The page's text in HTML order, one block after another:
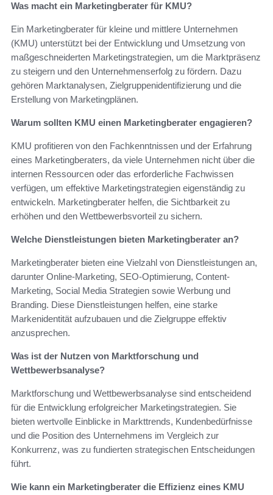
Was macht ein Marketingberater für KMU?
Ein Marketingberater für kleine und mittlere Unternehmen
(KMU) unterstützt bei der Entwicklung und Umsetzung von
maßgeschneiderten Marketingstrategien, um die Marktpräsenz
zu steigern und den Unternehmenserfolg zu fördern. Dazu
gehören Marktanalysen, Zielgruppenidentifizierung und die
Erstellung von Marketingplänen.
Warum sollten KMU einen Marketingberater engagieren?
KMU profitieren von den Fachkenntnissen und der Erfahrung
eines Marketingberaters, da viele Unternehmen nicht über die
internen Ressourcen oder das erforderliche Fachwissen
verfügen, um effektive Marketingstrategien eigenständig zu
entwickeln. Marketingberater helfen, die Sichtbarkeit zu
erhöhen und den Wettbewerbsvorteil zu sichern.
Welche Dienstleistungen bieten Marketingberater an?
Marketingberater bieten eine Vielzahl von Dienstleistungen an,
darunter Online-Marketing, SEO-Optimierung, Content-
Marketing, Social Media Strategien sowie Werbung und
Branding. Diese Dienstleistungen helfen, eine starke
Markenidentität aufzubauen und die Zielgruppe effektiv
anzusprechen.
Was ist der Nutzen von Marktforschung und
Wettbewerbsanalyse?
Marktforschung und Wettbewerbsanalyse sind entscheidend
für die Entwicklung erfolgreicher Marketingstrategien. Sie
bieten wertvolle Einblicke in Markttrends, Kundenbedürfnisse
und die Position des Unternehmens im Vergleich zur
Konkurrenz, was zu fundierten strategischen Entscheidungen
führt.
Wie kann ein Marketingberater die Effizienz eines KMU